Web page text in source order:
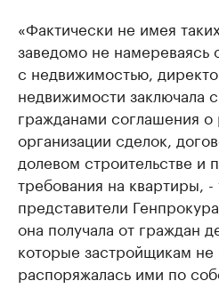
«Фактически не имея
заведомо не намереваясь
с недвижимостью,
недвижимости заключала
гражданами соглашения о
организации сделок,
долевом строительстве и
требования на квартиры, -
представители
она получала от граждан
которые застройщикам не
распоряжалась ими по